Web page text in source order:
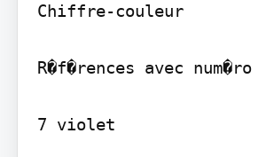
Chiffre-couleur
R�f�rences avec num�ro
7 violet